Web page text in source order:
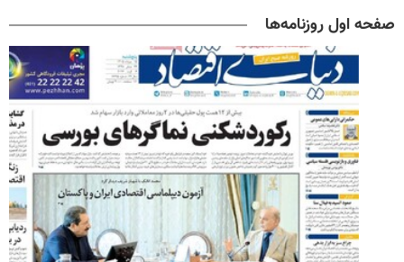
صفحه اول روزنامه‌ها